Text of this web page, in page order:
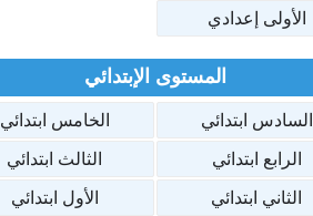
الأولى إعدادي
المستوى الإبتدائي
السادس ابتدائي
الخامس ابتدائي
الرابع ابتدائي
الثالث ابتدائي
الثاني ابتدائي
الأول ابتدائي